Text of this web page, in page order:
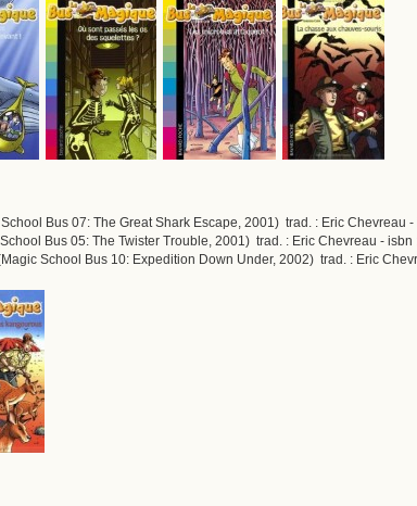
Bus 07: The Great Shark Escape, 2001) trad. : Eric Chevreau
Bus 05: The Twister Trouble, 2001) trad. : Eric Chevreau -
School Bus 10: Expedition Down Under, 2002) trad. : Eric